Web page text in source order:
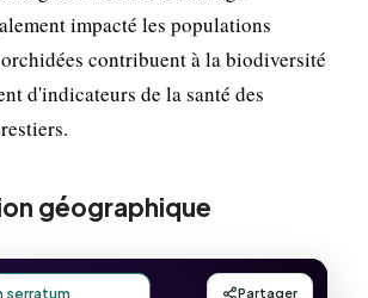
impacté les populations
contribuent à la biodiversité
d'indicateurs de la santé des
géographique